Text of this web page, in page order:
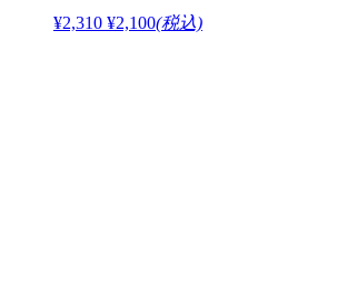
¥2,310 ¥2,100(税込)